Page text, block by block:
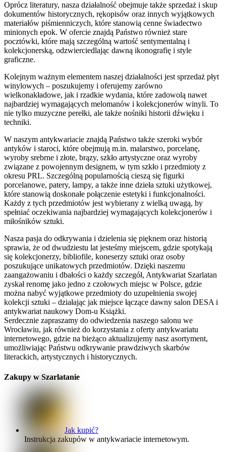
Oprócz literatury, nasza działalność obejmuje także sprzedaż i skup
dokumentów historycznych, rękopisów oraz innych wyjątkowych
materiałów piśmienniczych, które stanowią cenne świadectwo
minionych epok. W ofercie znajdą Państwo również stare
pocztówki, które mają szczególną wartość sentymentalną i
kolekcjonerską, odzwierciedlając dawną ikonografię i style
graficzne.
Kolejnym ważnym elementem naszej działalności jest sprzedaż płyt
winylowych – poszukujemy i oferujemy zarówno
wielkonakładowe, jak i rzadkie wydania, które zadowolą nawet
najbardziej wymagających melomanów i kolekcjonerów winyli. To
nie tylko muzyczne perełki, ale także nośniki historii dźwięku i
techniki.
W naszym antykwariacie znajdą Państwo także szeroki wybór
antyków i staroci, które obejmują m.in. malarstwo, porcelanę,
wyroby srebrne i złote, brązy, szkło artystyczne oraz wyroby
związane z powojennym designem, w tym szkło i przedmioty z
okresu PRL. Szczególną popularnością cieszą się figurki
porcelanowe, patery, lampy, a także inne dzieła sztuki użytkowej,
które stanowią doskonałe połączenie estetyki i funkcjonalności.
Każdy z tych przedmiotów jest wybierany z wielką uwagą, by
spełniać oczekiwania najbardziej wymagających kolekcjonerów i
miłośników sztuki.
Nasza pasja do odkrywania i dzielenia się pięknem oraz historią
sprawia, że od dwudziestu lat jesteśmy miejscem, gdzie spotykają
się kolekcjonerzy, bibliofile, koneserzy sztuki oraz osoby
poszukujące unikatowych przedmiotów. Dzięki naszemu
zaangażowaniu i dbałości o każdy szczegół, Antykwariat Szarlatan
zyskał renomę jako jedno z czołowych miejsc w Polsce, gdzie
można nabyć wyjątkowe przedmioty do uzupełnienia swojej
kolekcji sztuki – działając jak miejsce łączące dawny salon DESA i
antykwariat naukowy Dom-u Książki.
Serdecznie zapraszamy do odwiedzenia naszego salonu we
Wrocławiu, jak również do korzystania z oferty antykwariatu
internetowego, gdzie na bieżąco aktualizujemy nasz asortyment,
umożliwiając Państwu odkrywanie prawdziwych skarbów
literackich, artystycznych i historycznych.
Zakupy w Szarlatanie
Jak kupić?
Instrukcja zakupów w antykwariacie internetowym.